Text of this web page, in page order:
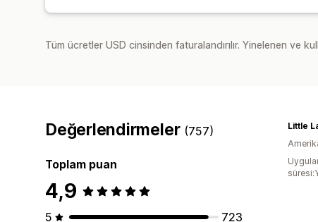
Tüm ücretler USD cinsinden faturalandırılır. Yinelenen ve
Değerlendirmeler (757)
Toplam puan
4,9
5
723
Little